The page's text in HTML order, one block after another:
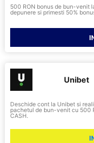
500 RON bonus de bun-venit
depunere si primesti 50%
Unibet
Deschide cont la Unibet si
pachetul de bun-venit cu 500
CASH.